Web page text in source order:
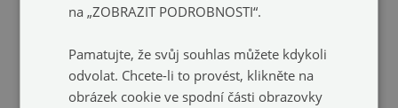
na „ZOBRAZIT PODROBNOSTI“.
Pamatujte, že svůj souhlas můžete kdykoli
odvolat. Chcete-li to provést, klikněte na
obrázek cookie ve spodní části obrazovky